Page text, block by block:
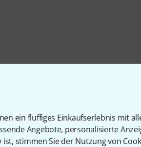
ein fluffiges Einkaufserlebnis mit
Angebote, personalisierte
ist, stimmen Sie der Nutzung von
Ja